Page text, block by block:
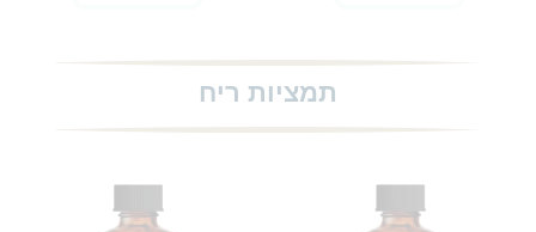
תמציות ריח